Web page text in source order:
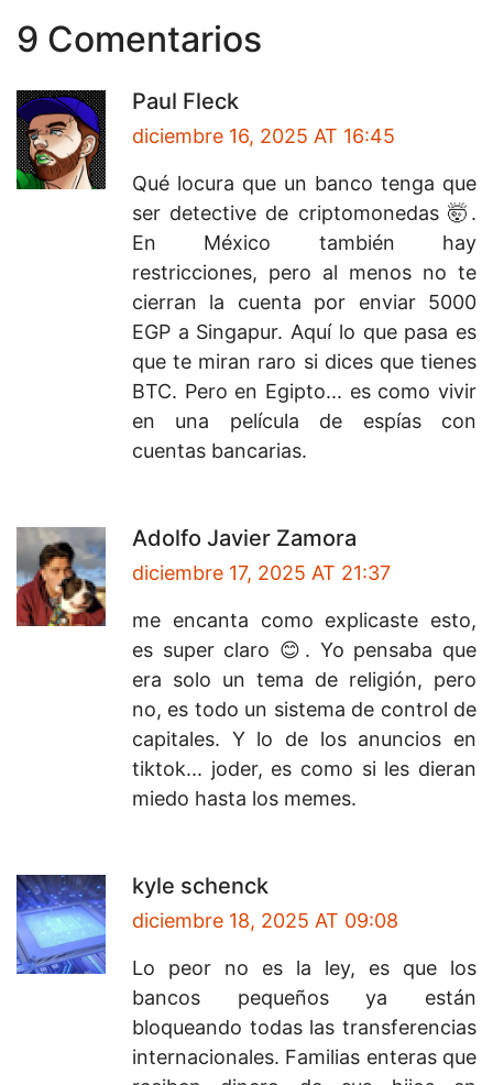
9 Comentarios
Paul Fleck
diciembre 16, 2025 AT 16:45
Qué locura que un banco tenga que
ser detective de criptomonedas 🤯.
En México también hay
restricciones, pero al menos no te
cierran la cuenta por enviar 5000
EGP a Singapur. Aquí lo que pasa es
que te miran raro si dices que tienes
BTC. Pero en Egipto... es como vivir
en una película de espías con
cuentas bancarias.
Adolfo Javier Zamora
diciembre 17, 2025 AT 21:37
me encanta como explicaste esto,
es super claro 😊. Yo pensaba que
era solo un tema de religión, pero
no, es todo un sistema de control de
capitales. Y lo de los anuncios en
tiktok... joder, es como si les dieran
miedo hasta los memes.
kyle schenck
diciembre 18, 2025 AT 09:08
Lo peor no es la ley, es que los
bancos pequeños ya están
bloqueando todas las transferencias
internacionales. Familias enteras que